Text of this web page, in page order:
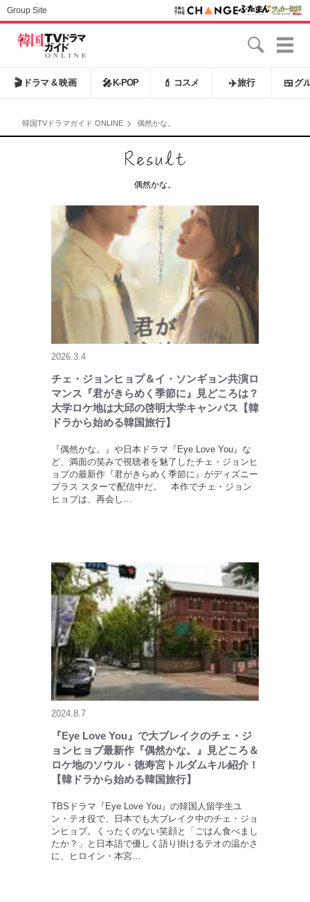
Group Site
🎬 ドラマ & 映画 🎤 K-POP 💄 コスメ ✈️旅行 🍱 グ
韓国TVドラマガイド ONLINE 偶然かな。
偶然かな。
2026.3.4
チェ・ジョンヒョプ＆イ・ソンギョン共演ロ
マンス『君がきらめく季節に』見どころは？
大学ロケ地は大邱の啓明大学キャンパス【韓
ドラから始める韓国旅行】
『偶然かな。』や日本ドラマ『Eye Love You』な
ど、満面の笑みで視聴者を魅了したチェ・ジョンヒ
ョプの最新作『君がきらめく季節に』がディズニー
プラス スターで配信中だ。 本作でチェ・ジョン
ヒョプは、再会し…
2024.8.7
『Eye Love You』で大ブレイクのチェ・ジ
ョンヒョプ最新作『偶然かな。』見どころ＆
ロケ地のソウル・徳寿宮トルダムキル紹介！
【韓ドラから始める韓国旅行】
TBSドラマ『Eye Love You』の韓国人留学生ユ
ン・テオ役で、日本でも大ブレイク中のチェ・ジョ
ンヒョプ。くったくのない笑顔と「ごはん食べまし
たか？」と日本語で優しく語り掛けるテオの温かさ
に、ヒロイン・本宮…